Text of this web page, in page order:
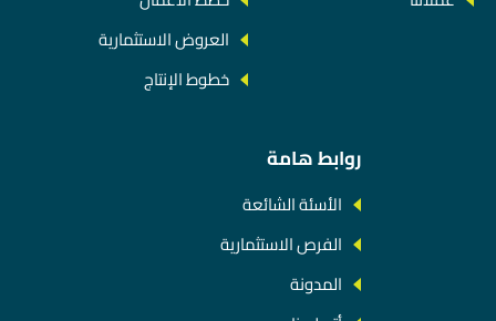
العروض الاستثمارية
خطوط الإنتاج
روابط هامة
الأسئة الشائعة
الفرص الاستثمارية
المدونة